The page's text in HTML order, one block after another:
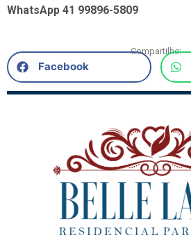
WhatsApp 41 99896-5809
Compartilhe:
Facebook